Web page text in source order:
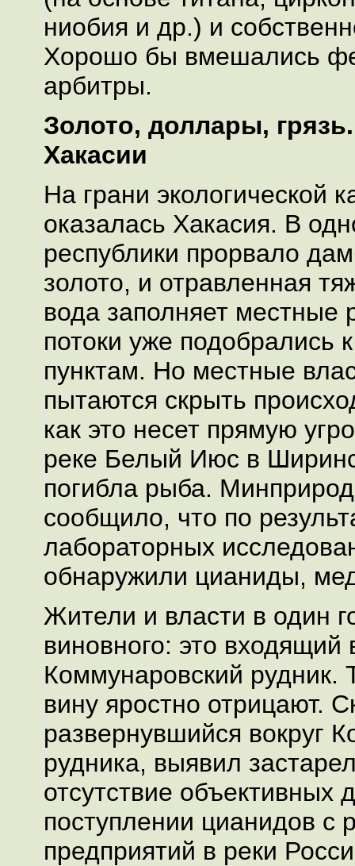
ниобия и др.) и
Хорошо бы вмешались
арбитры.
Золото, доллары,
Хакасии
На грани экологической
оказалась Хакасия. В
республики прорвало
золото, и отравленная
вода заполняет местные
потоки уже подобрались
пунктам. Но местные
пытаются скрыть
как это несет прямую
реке Белый Июс в
погибла рыба.
сообщило, что по
лабораторных
обнаружили цианиды,
Жители и власти в один
виновного: это
Коммунаровский рудник.
вину яростно отрицают.
развернувшийся вокруг
рудника, выявил
отсутствие объективных
поступлении цианидов с
предприятий в реки